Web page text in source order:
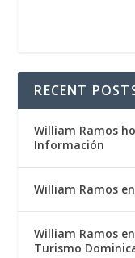
RECENT
William Ramos
Información
William Ramos
William Ramos
Turismo